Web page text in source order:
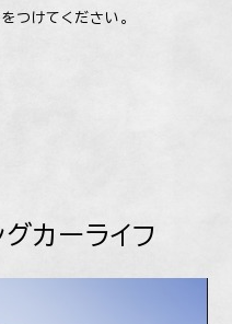
つけてください。
カーライフ